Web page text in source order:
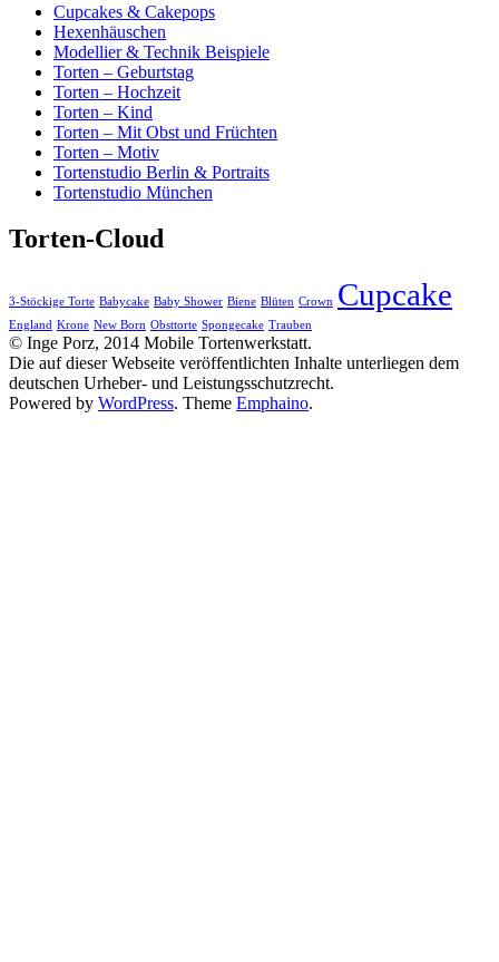
Cupcakes & Cakepops
Hexenhäuschen
Modellier & Technik Beispiele
Torten – Geburtstag
Torten – Hochzeit
Torten – Kind
Torten – Mit Obst und Früchten
Torten – Motiv
Tortenstudio Berlin & Portraits
Tortenstudio München
Torten-Cloud
3-Stöckige Torte Babycake Baby Shower Biene Blüten Crown Cupcake
England Krone New Born Obsttorte Spongecake Trauben
© Inge Porz, 2014 Mobile Tortenwerkstatt.
Die auf dieser Webseite veröffentlichten Inhalte unterliegen dem
deutschen Urheber- und Leistungsschutzrecht.
Powered by WordPress. Theme Emphaino.